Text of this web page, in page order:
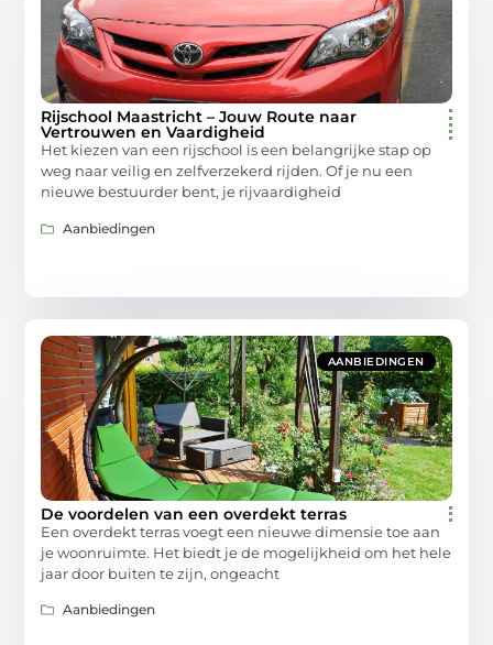
Rijschool Maastricht – Jouw Route naar
Vertrouwen en Vaardigheid
Het kiezen van een rijschool is een belangrijke stap op
weg naar veilig en zelfverzekerd rijden. Of je nu een
nieuwe bestuurder bent, je rijvaardigheid
Aanbiedingen
AANBIEDINGEN
De voordelen van een overdekt terras
Een overdekt terras voegt een nieuwe dimensie toe aan
je woonruimte. Het biedt je de mogelijkheid om het hele
jaar door buiten te zijn, ongeacht
Aanbiedingen